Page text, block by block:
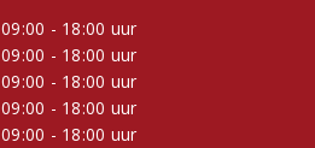
09:00 - 18:00 uur
09:00 - 18:00 uur
09:00 - 18:00 uur
09:00 - 18:00 uur
09:00 - 18:00 uur